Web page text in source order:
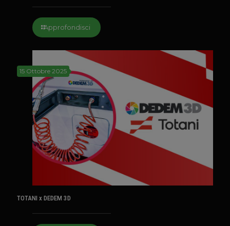
Approfondisci
15 Ottobre 2025
TOTANI x DEDEM 3D